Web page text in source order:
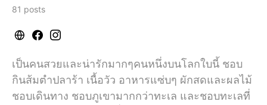
81 posts
เป็นคนสวยและน่ารักมากๆคนหนึ่งบนโลกใบนี้ ชอบ
กินส้มตำปลาร้า เนื้อวัว อาหารแซ่บๆ ผักสดและผลไม้
ชอบเดินทาง ชอบภูเขามากกว่าทะเล และชอบทะเลที่